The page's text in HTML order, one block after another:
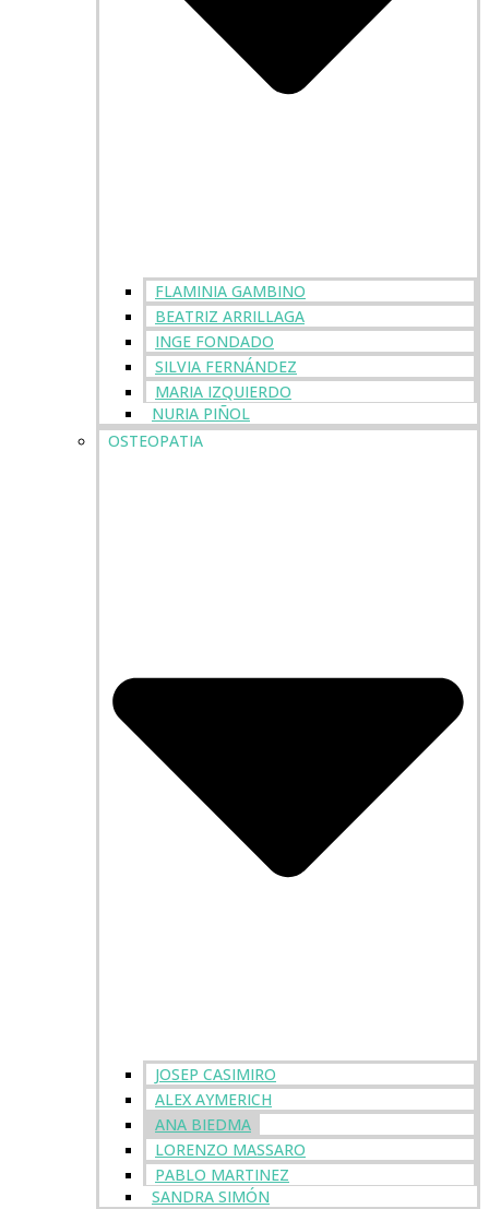
FLAMINIA GAMBINO
BEATRIZ ARRILLAGA
INGE FONDADO
SILVIA FERNÁNDEZ
MARIA IZQUIERDO
NURIA PIÑOL
OSTEOPATIA
JOSEP CASIMIRO
ALEX AYMERICH
ANA BIEDMA
LORENZO MASSARO
PABLO MARTINEZ
SANDRA SIMÓN